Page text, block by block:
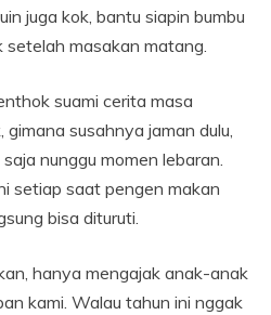
juga kok, bantu siapin bumbu
setelah masakan matang.
suami cerita masa
susahnya jaman dulu,
nunggu momen lebaran.
setiap saat pengen makan
bisa dituruti.
hanya mengajak anak-anak
kami. Walau tahun ini nggak